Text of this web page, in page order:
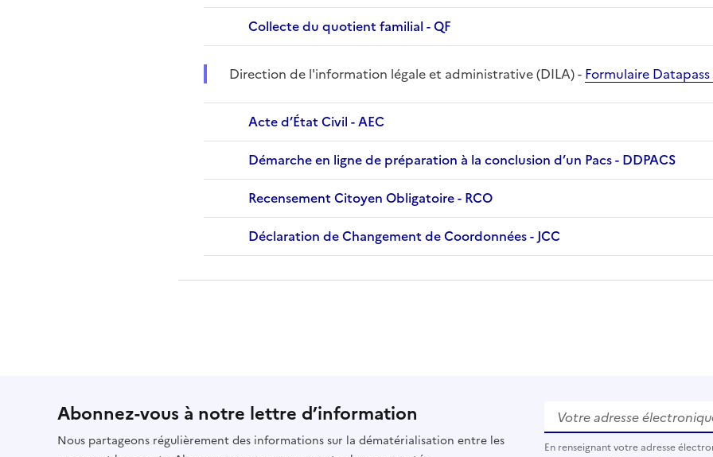
Collecte du quotient familial - QF
Direction de l'information légale et administrative (DILA) - Formulaire
Acte d’État Civil - AEC
Démarche en ligne de préparation à la conclusion d’un Pacs - DDPACS
Recensement Citoyen Obligatoire - RCO
Déclaration de Changement de Coordonnées - JCC
Abonnez-vous à notre lettre d’information
Nous partageons régulièrement des informations sur la dématérialisation entre les
Votre adresse
En renseignant votre adresse